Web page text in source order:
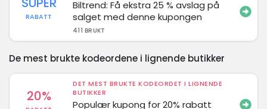
RABATT
Biltrend: Få ekstra 25 % avslag på
salget med denne kupongen
411 BRUKT
De mest brukte kodeordene i lignende butikker
20%
DET MEST BRUKTE KODEORDET I LIGNENDE
BUTIKKER
Populær kupong for 20% rabatt